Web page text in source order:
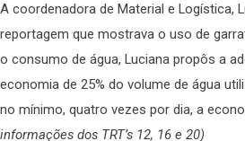
A coordenadora de Material e Logística,
reportagem que mostrava o uso de
o consumo de água, Luciana propôs a
economia de 25% do volume de água
no mínimo, quatro vezes por dia, a
informações dos TRT’s 12, 16 e 20)